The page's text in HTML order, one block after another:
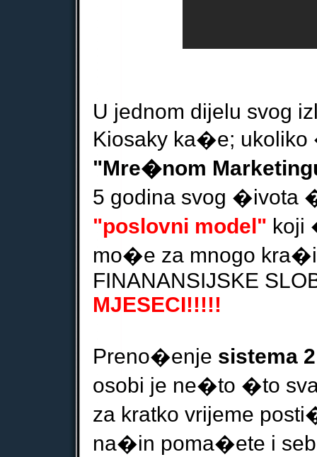
U jednom dijelu svog
Kiosaky ka�e;
"Mre�nom
5 godina svog �ivota
"poslovni model" koji
mo�e za mnogo kra�i
FINANANSIJSKE
MJESECI!!!!!
Preno�enje sistema
osobi je ne�to �to
za kratko vrijeme
na�in poma�ete i